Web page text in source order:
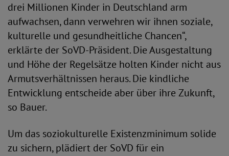
drei Millionen Kinder in Deutschland arm
aufwachsen, dann verwehren wir ihnen soziale,
kulturelle und gesundheitliche Chancen“,
erklärte der SoVD-Präsident. Die Ausgestaltung
und Höhe der Regelsätze holten Kinder nicht aus
Armutsverhältnissen heraus. Die kindliche
Entwicklung entscheide aber über ihre Zukunft,
so Bauer.
Um das soziokulturelle Existenzminimum solide
zu sichern, plädiert der SoVD für ein